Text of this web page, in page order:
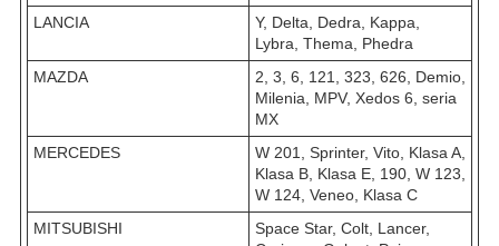
LANCIA
Y, Delta, Dedra, Kappa,
Lybra, Thema, Phedra
MAZDA
2, 3, 6, 121, 323, 626, Demio,
Milenia, MPV, Xedos 6, seria
MX
MERCEDES
W 201, Sprinter, Vito, Klasa A,
Klasa B, Klasa E, 190, W 123,
W 124, Veneo, Klasa C
MITSUBISHI
Space Star, Colt, Lancer,